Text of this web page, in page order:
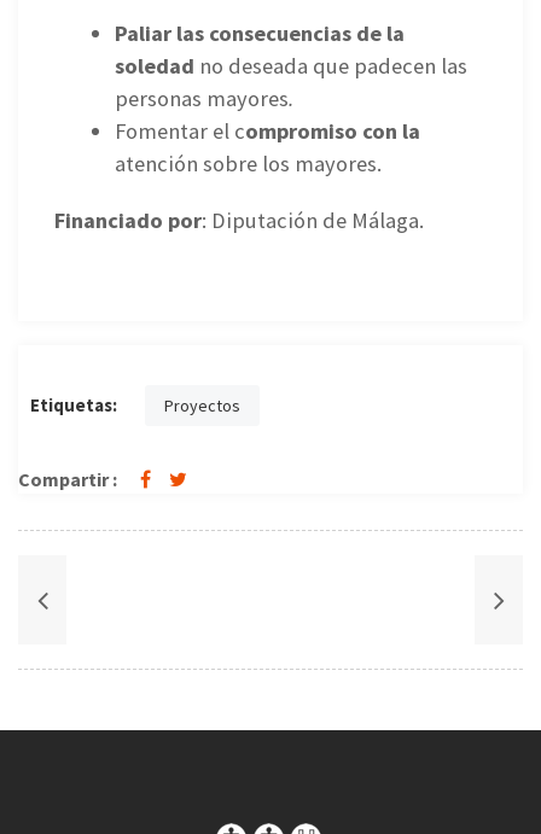
Paliar las consecuencias de la
soledad no deseada que padecen las
personas mayores.
Fomentar el compromiso con la
atención sobre los mayores.
Financiado por: Diputación de Málaga.
Etiquetas: Proyectos
Compartir :